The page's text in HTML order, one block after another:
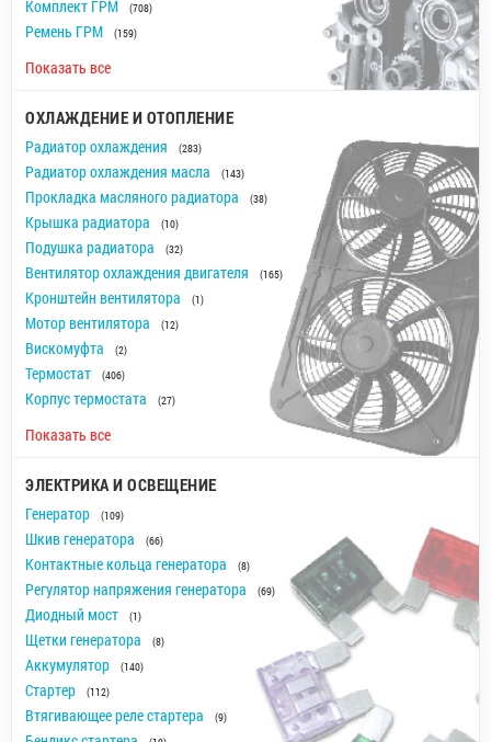
Комплект ГРМ (708)
Ремень ГРМ (159)
Показать все
ОХЛАЖДЕНИЕ И ОТОПЛЕНИЕ
Радиатор охлаждения (283)
Радиатор охлаждения масла (143)
Прокладка масляного радиатора (38)
Крышка радиатора (10)
Подушка радиатора (32)
Вентилятор охлаждения двигателя (165)
Кронштейн вентилятора (1)
Мотор вентилятора (12)
Вискомуфта (2)
Термостат (406)
Корпус термостата (27)
Показать все
ЭЛЕКТРИКА И ОСВЕЩЕНИЕ
Генератор (109)
Шкив генератора (66)
Контактные кольца генератора (8)
Регулятор напряжения генератора (69)
Диодный мост (1)
Щетки генератора (8)
Аккумулятор (140)
Стартер (112)
Втягивающее реле стартера (9)